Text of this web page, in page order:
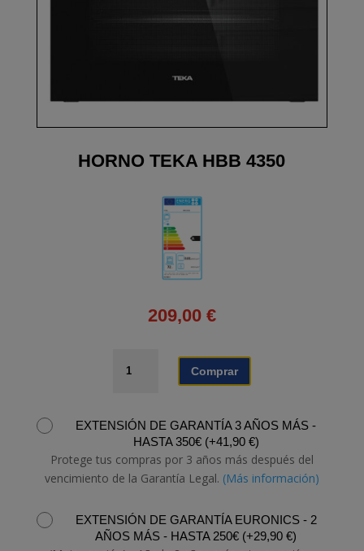
HORNO TEKA HBB 4350
209,00 €
TEKA
cantidad
Comprar
EXTENSIÓN DE GARANTÍA 3 AÑOS MÁS -
HASTA 350€ (+41,90 €)
Protege tus compras por 3 años más después del
vencimiento de la Garantía Legal. (Más información)
EXTENSIÓN DE GARANTÍA EURONICS - 2
AÑOS MÁS - HASTA 250€ (+29,90€)